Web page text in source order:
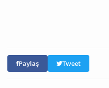
Paylaş Tweet